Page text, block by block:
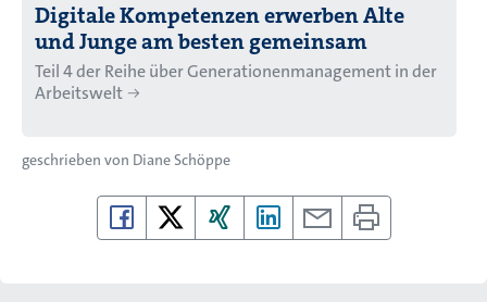
Digitale Kompetenzen erwerben Alte
und Junge am besten gemeinsam
Teil 4 der Reihe über Generationenmanagement in der
Arbeitswelt
geschrieben von Diane Schöppe